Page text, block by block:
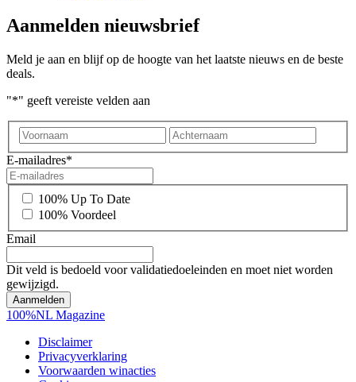
Aanmelden nieuwsbrief
Meld je aan en blijf op de hoogte van het laatste nieuws en de beste
deals.
"*" geeft vereiste velden aan
Voornaam
E-mailadres*
*
100% Up To Date
100% Voordeel
Email
Dit veld is bedoeld voor validatiedoeleinden en moet niet worden
gewijzigd.
100%NL Magazine
Disclaimer
Privacyverklaring
Voorwaarden winacties